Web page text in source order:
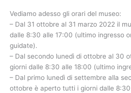
Vediamo adesso gli orari del museo:
– Dal 31 ottobre al 31 marzo 2022 il
dalle 8:30 alle 17:00 (ultimo ingresso
guidate).
– Dal secondo lunedì di ottobre al 30
giorni dalle 8:30 alle 18:00 (ultimo
– Dal primo lunedì di settembre alla
ottobre è aperto tutti i giorni dalle